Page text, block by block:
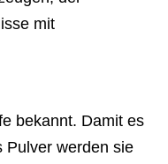
mit
bekannt. Damit es
Pulver werden sie